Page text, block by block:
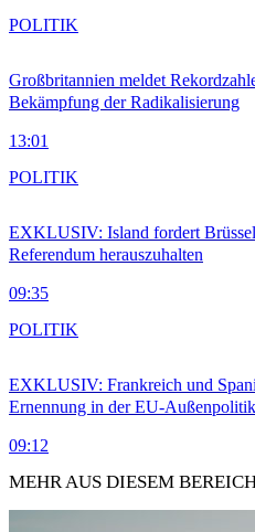
Großbritannien meldet
Bekämpfung der Radikalisierung
13:01
POLITIK
EXKLUSIV: Island fordert
Referendum herauszuhalten
09:35
POLITIK
EXKLUSIV: Frankreich und
Ernennung in der EU-Außenpolitik
09:12
POLITIK
MEHR AUS DIESEM